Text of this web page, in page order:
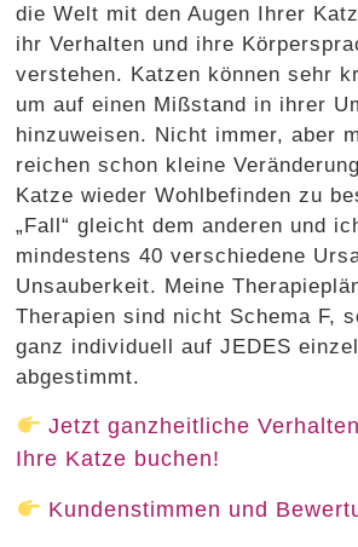
die Welt mit den Augen Ihrer
ihr Verhalten und ihre
verstehen. Katzen können sehr
um auf einen Mißstand in ihrer
hinzuweisen. Nicht immer, aber
reichen schon kleine
Katze wieder Wohlbefinden zu
„Fall“ gleicht dem anderen und
mindestens 40 verschiedene
Unsauberkeit. Meine
Therapien sind nicht Schema F,
ganz individuell auf JEDES
abgestimmt.
Jetzt ganzheitliche
Ihre Katze buchen!
Kundenstimmen und